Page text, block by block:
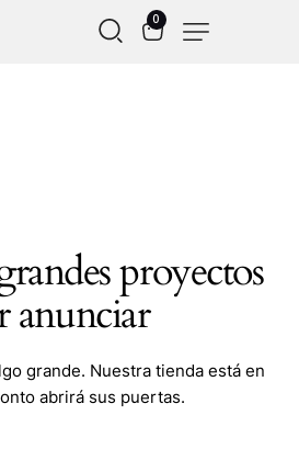
0
proyectos
anunciar
grande. Nuestra tienda está en
abrirá sus puertas.